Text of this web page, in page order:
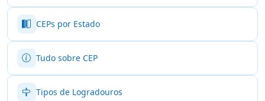
CEPs por Estado
Tudo sobre CEP
Tipos de Logradouros